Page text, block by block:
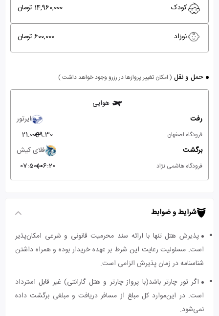
کودک 14,960,000 تومان
نوزاد 600,000 تومان
حمل و نقل ( امکان تغییر پروازها در رزرو وجود خواهد داشت )
هوایی
رفت
ایرتور
فرودگاه اصفهان 19:30
21:00
برگشت
فلای کیش
فرودگاه هاشمی نژاد 06:20
07:50
شرایط و ضوابط
پذیرش هتل تنها با ارائه سند محرمیت قانونی و شرعی امکان‌پذیر
است. مسئولیت رعایت این شرط بر عهده خریدار بوده و همراه داشتن
شناسنامه در زمان پذیرش الزامی است.
اگر تور چارتر باشد(با پرواز چارتر و هتل گارانتی) غیر قابل استرداد
است. در این‌موارد کل مبلغ از مسافر دریافت و مبلغی برگشت داده
نمی‌شود.